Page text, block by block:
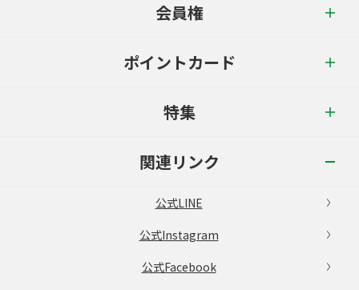
会員権
ポイントカード
特集
関連リンク
公式LINE
公式Instagram
公式Facebook